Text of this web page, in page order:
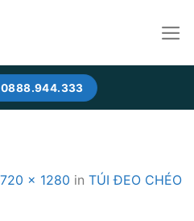
0888.944.333
720 × 1280 in TÚI ĐEO CHÉO